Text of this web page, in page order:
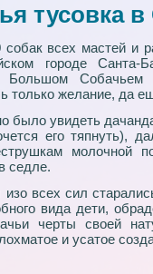
тусовка
всех мастей и
городе Санта-
Большом
только желание, да
было увидеть
его тяпнуть),
молочной
седле.
всех сил
вида дети,
черты своей
и усатое